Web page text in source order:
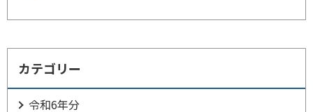
カテゴリー
令和6年分